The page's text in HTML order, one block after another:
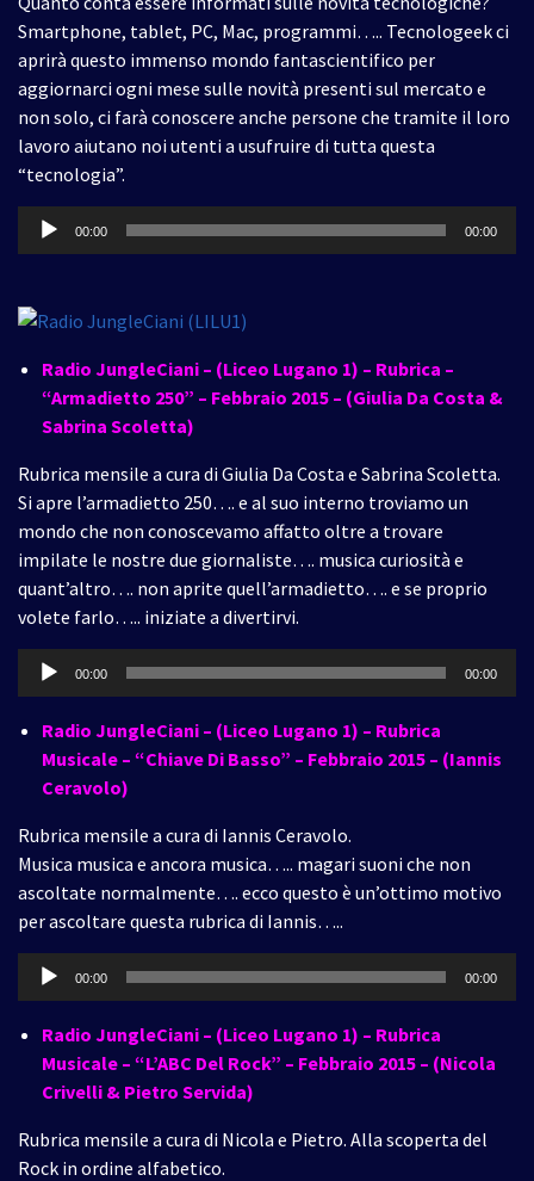
Smartphone, tablet, PC, Mac, programmi….. Tecnologeek ci
aprirà questo immenso mondo fantascientifico per
aggiornarci ogni mese sulle novità presenti sul mercato e
non solo, ci farà conoscere anche persone che tramite il loro
lavoro aiutano noi utenti a usufruire di tutta questa
“tecnologia”.
Audio
00:00 00:00
Radio JungleCiani – (Liceo Lugano 1) – Rubrica –
“Armadietto 250” – Febbraio 2015 – (Giulia Da Costa &
Sabrina Scoletta)
Rubrica mensile a cura di Giulia Da Costa e Sabrina Scoletta.
Si apre l’armadietto 250…. e al suo interno troviamo un
mondo che non conoscevamo affatto oltre a trovare
impilate le nostre due giornaliste…. musica curiosità e
quant’altro…. non aprite quell’armadietto…. e se proprio
volete farlo….. iniziate a divertirvi.
Audio
00:00 00:00
Radio JungleCiani – (Liceo Lugano 1) – Rubrica
Musicale – “Chiave Di Basso” – Febbraio 2015 – (Iannis
Ceravolo)
Rubrica mensile a cura di Iannis Ceravolo.
Musica musica e ancora musica….. magari suoni che non
ascoltate normalmente…. ecco questo è un’ottimo motivo
per ascoltare questa rubrica di Iannis…..
Audio
00:00 00:00
Radio JungleCiani – (Liceo Lugano 1) – Rubrica
Musicale – “L’ABC Del Rock” – Febbraio 2015 – (Nicola
Crivelli & Pietro Servida)
Rubrica mensile a cura di Nicola e Pietro. Alla scoperta del
Rock in ordine alfabetico.